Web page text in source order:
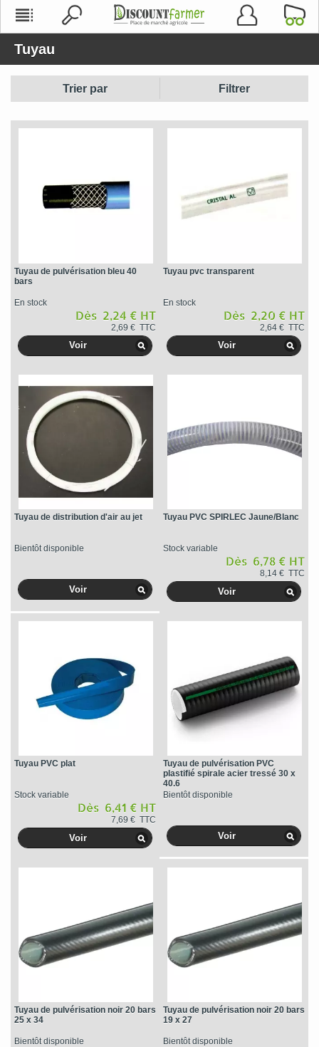
Tuyau
Trier par Filtrer
Tuyau de pulvérisation bleu 40
bars
En stock
Dès 2,24 € HT
2,69 € TTC
Voir
Tuyau pvc transparent
En stock
Dès 2,20 € HT
2,64 € TTC
Voir
Tuyau de distribution d'air au jet
Bientôt disponible
Voir
Tuyau PVC SPIRLEC Jaune/Blanc
Stock variable
Dès 6,78 € HT
8,14 € TTC
Voir
Tuyau PVC plat
Stock variable
Dès 6,41 € HT
7,69 € TTC
Voir
Tuyau de pulvérisation PVC
plastifié spirale acier tressé 30 x
40.6
Bientôt disponible
Voir
Tuyau de pulvérisation noir 20 bars
25 x 34
Bientôt disponible
Tuyau de pulvérisation noir 20 bars
19 x 27
Bientôt disponible